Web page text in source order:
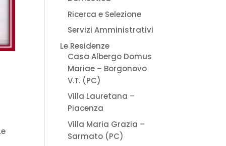
Ricerca e Selezione
Servizi Amministrativi
Le Residenze
Casa Albergo Domus
Mariae – Borgonovo
V.T. (PC)
Villa Lauretana –
Piacenza
Villa Maria Grazia –
Sarmato (PC)